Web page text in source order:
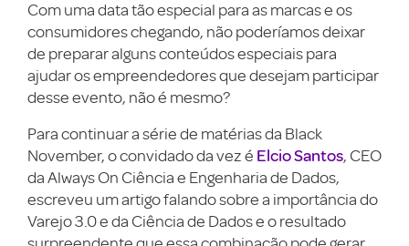
Com uma data tão especial para as marcas e os
consumidores chegando, não poderíamos deixar
de preparar alguns conteúdos especiais para
ajudar os empreendedores que desejam participar
desse evento, não é mesmo?
Para continuar a série de matérias da Black
November, o convidado da vez é Elcio Santos, CEO
da Always On Ciência e Engenharia de Dados,
escreveu um artigo falando sobre a importância do
Varejo 3.0 e da Ciência de Dados e o resultado